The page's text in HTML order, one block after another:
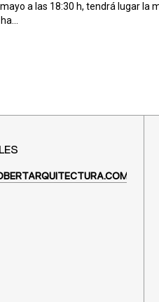
a las 18:30 h, tendrá lugar la